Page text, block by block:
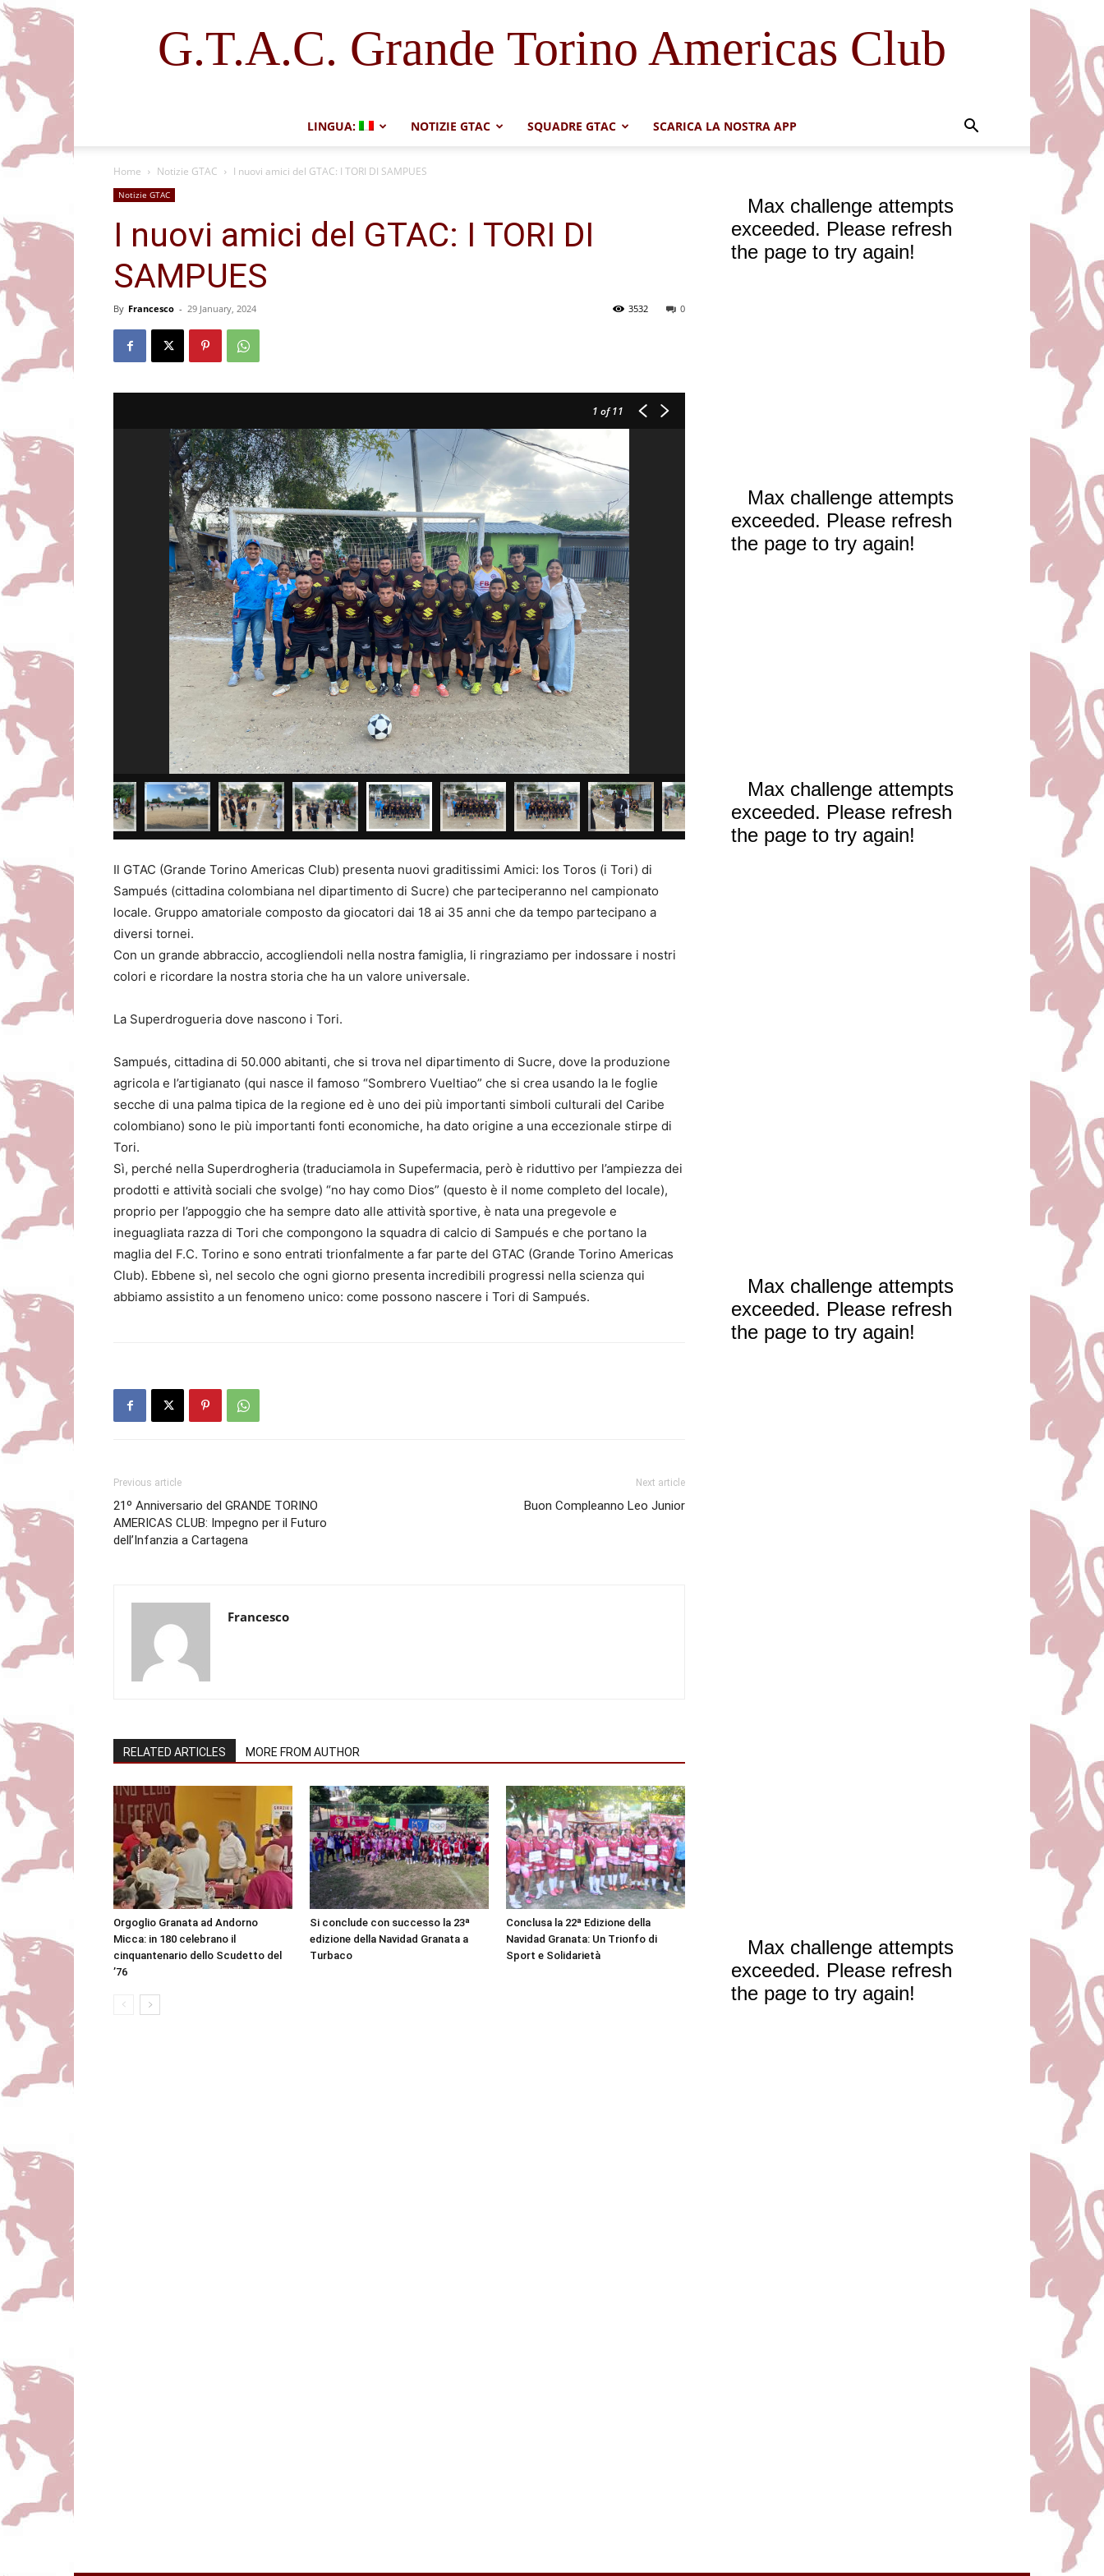
G.T.A.C. Grande Torino Americas Club
LINGUA: NOTIZIE GTAC SQUADRE GTAC SCARICA LA NOSTRA APP
Home Notizie GTAC I nuovi amici del GTAC: I TORI DI SAMPUES
Notizie GTAC
I nuovi amici del GTAC: I TORI DI
SAMPUES
By Francesco - 29 January, 2024 0
3532
1 of 11
Il GTAC (Grande Torino Americas Club) presenta nuovi graditissimi Amici: los Toros (i Tori) di
Sampués (cittadina colombiana nel dipartimento di Sucre) che parteciperanno nel campionato
locale. Gruppo amatoriale composto da giocatori dai 18 ai 35 anni che da tempo partecipano a
diversi tornei.
Con un grande abbraccio, accogliendoli nella nostra famiglia, li ringraziamo per indossare i nostri
colori e ricordare la nostra storia che ha un valore universale.
La Superdrogueria dove nascono i Tori.
Sampués, cittadina di 50.000 abitanti, che si trova nel dipartimento di Sucre, dove la produzione
agricola e l’artigianato (qui nasce il famoso “Sombrero Vueltiao” che si crea usando la le foglie
secche di una palma tipica de la regione ed è uno dei più importanti simboli culturali del Caribe
colombiano) sono le più importanti fonti economiche, ha dato origine a una eccezionale stirpe di
Tori.
Sì, perché nella Superdrogheria (traduciamola in Supefermacia, però è riduttivo per l’ampiezza dei
prodotti e attività sociali che svolge) “no hay como Dios” (questo è il nome completo del locale),
proprio per l’appoggio che ha sempre dato alle attività sportive, è nata una pregevole e
ineguagliata razza di Tori che compongono la squadra di calcio di Sampués e che portano la
maglia del F.C. Torino e sono entrati trionfalmente a far parte del GTAC (Grande Torino Americas
Club). Ebbene sì, nel secolo che ogni giorno presenta incredibili progressi nella scienza qui
abbiamo assistito a un fenomeno unico: come possono nascere i Tori di Sampués.
Previous article
21º Anniversario del GRANDE TORINO
AMERICAS CLUB: Impegno per il Futuro
dell’Infanzia a Cartagena
Next article
Buon Compleanno Leo Junior
Francesco
RELATED ARTICLES MORE FROM AUTHOR
Orgoglio Granata ad Andorno
Micca: in 180 celebrano il
cinquantenario dello Scudetto del
’76
Si conclude con successo la 23ª
edizione della Navidad Granata a
Turbaco
Conclusa la 22ª Edizione della
Navidad Granata: Un Trionfo di
Sport e Solidarietà